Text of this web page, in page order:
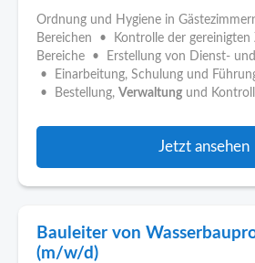
Ordnung und Hygiene in
Bereichen • Kontrolle der gereinigten
Bereiche • Erstellung von Dienst-
• Einarbeitung, Schulung und
• Bestellung, Verwaltung und
Jetzt ansehen
Bauleiter von
(m/w/d)